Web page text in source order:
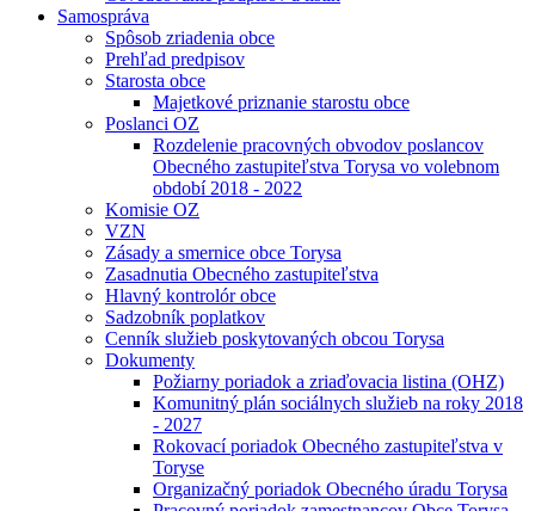
Samospráva
Spôsob zriadenia obce
Prehľad predpisov
Starosta obce
Majetkové priznanie starostu obce
Poslanci OZ
Rozdelenie pracovných obvodov poslancov
Obecného zastupiteľstva Torysa vo volebnom
období 2018 - 2022
Komisie OZ
VZN
Zásady a smernice obce Torysa
Zasadnutia Obecného zastupiteľstva
Hlavný kontrolór obce
Sadzobník poplatkov
Cenník služieb poskytovaných obcou Torysa
Dokumenty
Požiarny poriadok a zriaďovacia listina (OHZ)
Komunitný plán sociálnych služieb na roky 2018
- 2027
Rokovací poriadok Obecného zastupiteľstva v
Toryse
Organizačný poriadok Obecného úradu Torysa